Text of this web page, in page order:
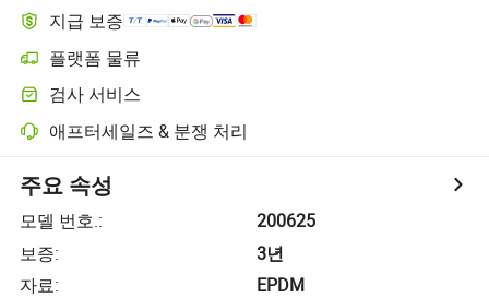
지급 보증
플랫폼 물류
검사 서비스
애프터세일즈 & 분쟁 처리
주요 속성
모델 번호.:
200625
보증:
3년
자료:
EPDM